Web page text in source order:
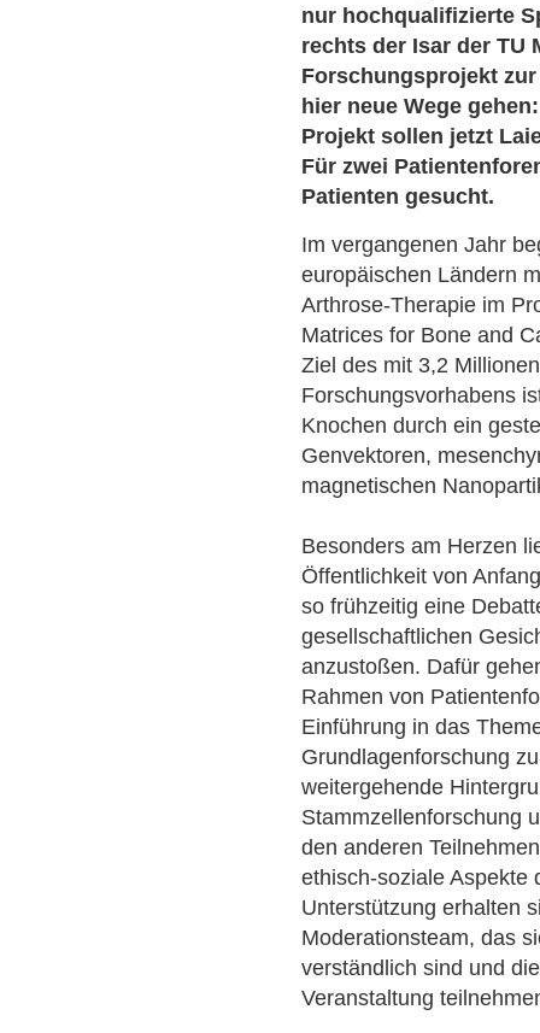
nur hochqualifizierte
rechts der Isar der TU
Forschungsprojekt
hier neue Wege
Projekt sollen jetzt
Für zwei
Patienten gesucht.
Im vergangenen Jahr
europäischen Ländern
Arthrose-Therapie im
Matrices for Bone and
Ziel des mit 3,2
Forschungsvorhabens
Knochen durch ein
Genvektoren,
magnetischen
Besonders am Herzen
Öffentlichkeit von
so frühzeitig eine
gesellschaftlichen
anzustoßen. Dafür
Rahmen von
Einführung in das
Grundlagenforschung
weitergehende
Stammzellenforschung
den anderen
ethisch-soziale Aspekte
Unterstützung erhalten
Moderationsteam, das
verständlich sind und
Veranstaltung